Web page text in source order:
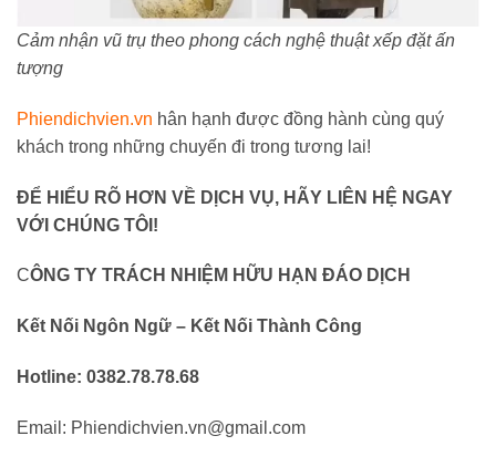
Cảm nhận vũ trụ theo phong cách nghệ thuật xếp đặt ấn
tượng
Phiendichvien.vn hân hạnh được đồng hành cùng quý
khách trong những chuyến đi trong tương lai!
ĐỂ HIỂU RÕ HƠN VỀ DỊCH VỤ, HÃY LIÊN HỆ NGAY
VỚI CHÚNG TÔI!
CÔNG TY TRÁCH NHIỆM HỮU HẠN ĐÁO DỊCH
Kết Nối Ngôn Ngữ – Kết Nối Thành Công
Hotline: 0382.78.78.68
Email: Phiendichvien.vn@gmail.com